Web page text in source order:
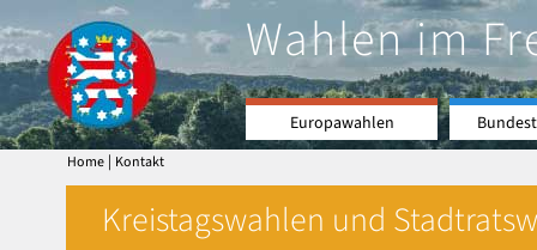
Wahlen im
Europawahlen
Home | Kontakt
Kreistagswahlen und